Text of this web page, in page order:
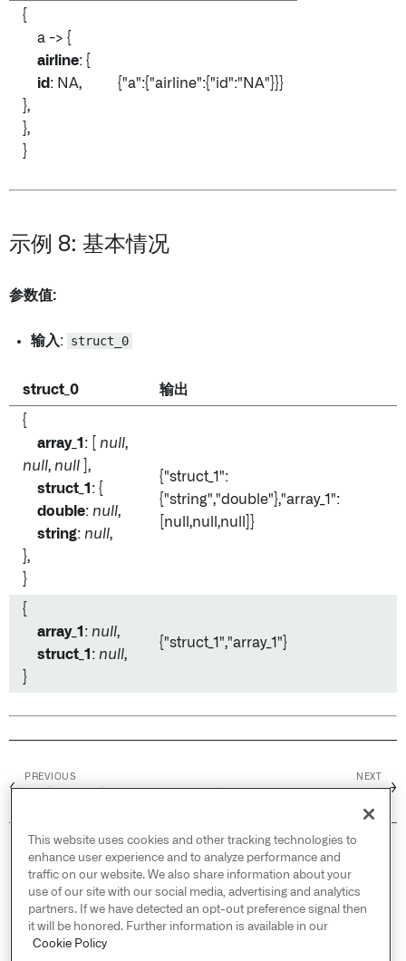
{
a -> {
airline: {
id : NA,
},
},
}
{"a":{"airline":{"id":"NA"}}}
示例 8: 基本情况
参数值:
输入: struct_0
struct_0 输出
{
array_1 : [ null,
null, null ],
struct_1 : {
double: null,
string: null,
},
}
{"struct_1":
{"string","double"},"array_1":
[null,null,null]}
{
array_1 : null,
struct_1 : null,
}
{"struct_1","array_1"}
←
PREVIOUS NEXT
→
© 2026 Palantir Technologies Inc. All rights
reserved.
Cookies Statement ↗
Privacy Statement ↗
Terms of Use ↗
This website uses cookies and other tracking technologies to
enhance user experience and to analyze performance and
traffic on our website. We also share information about your
use of our site with our social media, advertising and analytics
partners. If we have detected an opt-out preference signal then
it will be honored. Further information is available in our
Cookie Policy